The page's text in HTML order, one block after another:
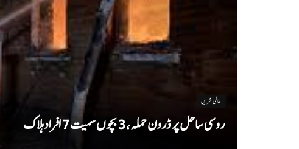
عالمی خبریں
روسی ساحل پر ڈرون حملہ، 3 بچوں سمیت 7 افراد ہلاک